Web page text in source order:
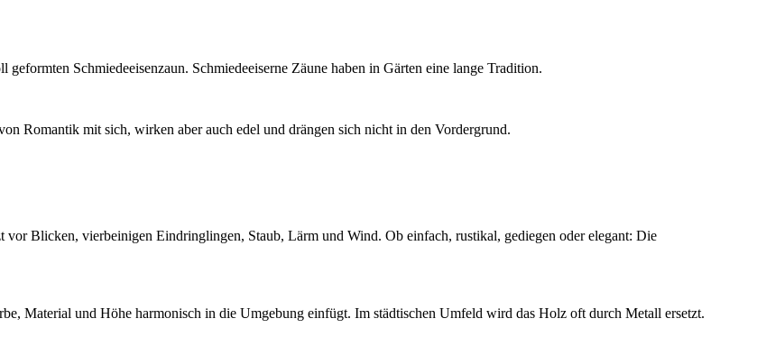
Schmiedeeisenzaun. Schmiedeeiserne Zäune haben in Gärten eine lange Tradition.
Romantik mit sich, wirken aber auch edel und drängen sich nicht in den Vordergrund.
vor Blicken, vierbeinigen Eindringlingen, Staub, Lärm und Wind. Ob einfach, rustikal, gediegen oder elegant: Die
Material und Höhe harmonisch in die Umgebung einfügt. Im städtischen Umfeld wird das Holz oft durch Metall ersetzt.